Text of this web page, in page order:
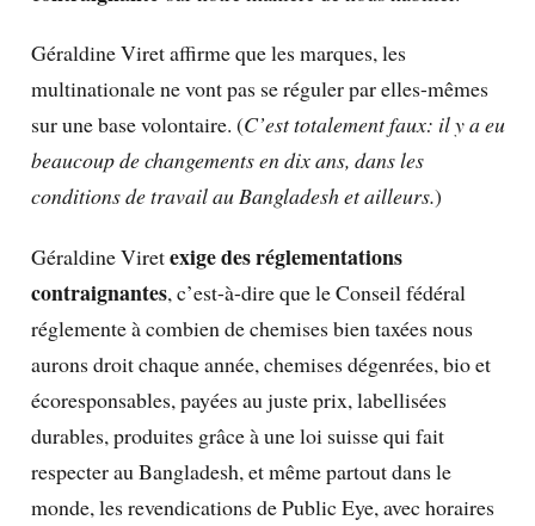
Géraldine Viret affirme que les marques, les
multinationale ne vont pas se réguler par elles-mêmes
sur une base volontaire. (C’est totalement faux: il y a eu
beaucoup de changements en dix ans, dans les
conditions de travail au Bangladesh et ailleurs.)
Géraldine Viretexige des réglementations
contraignantes, c’est-à-dire que le Conseil fédéral
réglemente à combien de chemises bien taxées nous
aurons droit chaque année, chemises dégenrées, bio et
écoresponsables, payées au juste prix, labellisées
durables, produites grâce à une loi suisse qui fait
respecter au Bangladesh, et même partout dans le
monde, les revendications de Public Eye, avec horaires